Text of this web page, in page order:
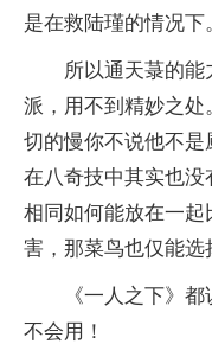
是在救陆瑾的情况下
所以通天菉的
派，用不到精妙之处
切的慢你不说他不
在八奇技中其实也
相同如何能放在一
害，那菜鸟也仅能选
《一人之下》
不会用！